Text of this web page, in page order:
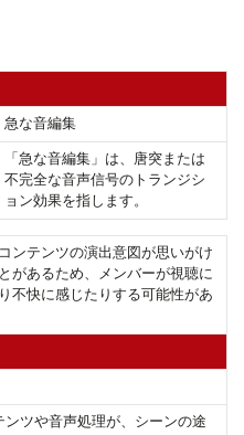
急な音編集
「急な音編集」は、唐突または
不完全な音声信号のトランジシ
ョン効果を指します。
ンテンツの演出意図が思いがけ
があるため、メンバーが視聴に
不快に感じたりする可能性があ
ツや音声処理が、シーンの途